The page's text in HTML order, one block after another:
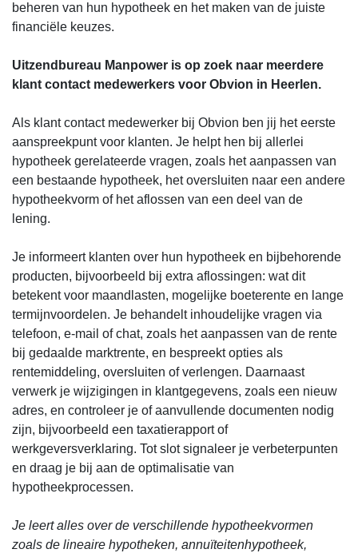
beheren van hun hypotheek en het maken van de juiste
financiële keuzes.
Uitzendbureau Manpower is op zoek naar meerdere
klant contact medewerkers voor Obvion in Heerlen.
Als klant contact medewerker bij Obvion ben jij het eerste
aanspreekpunt voor klanten. Je helpt hen bij allerlei
hypotheek gerelateerde vragen, zoals het aanpassen van
een bestaande hypotheek, het oversluiten naar een andere
hypotheekvorm of het aflossen van een deel van de
lening.
Je informeert klanten over hun hypotheek en bijbehorende
producten, bijvoorbeeld bij extra aflossingen: wat dit
betekent voor maandlasten, mogelijke boeterente en lange
termijnvoordelen. Je behandelt inhoudelijke vragen via
telefoon, e-mail of chat, zoals het aanpassen van de rente
bij gedaalde marktrente, en bespreekt opties als
rentemiddeling, oversluiten of verlengen. Daarnaast
verwerk je wijzigingen in klantgegevens, zoals een nieuw
adres, en controleer je of aanvullende documenten nodig
zijn, bijvoorbeeld een taxatierapport of
werkgeversverklaring. Tot slot signaleer je verbeterpunten
en draag je bij aan de optimalisatie van
hypotheekprocessen.
Je leert alles over de verschillende hypotheekvormen
zoals de lineaire hypotheken, annuïteitenhypotheek,